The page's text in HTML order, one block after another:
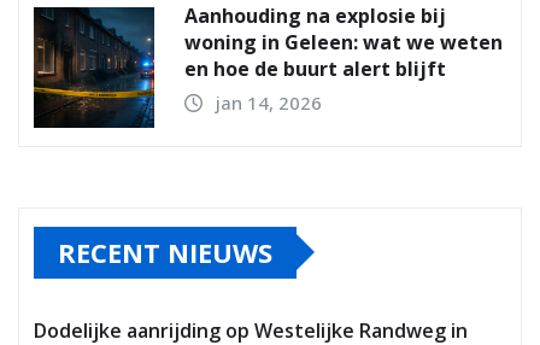
Aanhouding na explosie bij
woning in Geleen: wat we weten
en hoe de buurt alert blijft
jan 14, 2026
RECENT NIEUWS
Dodelijke aanrijding op Westelijke Randweg in